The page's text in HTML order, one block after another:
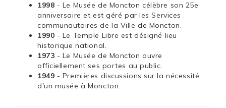
1998 - Le Musée de Moncton célèbre son 25e
anniversaire et est géré par les Services
communautaires de la Ville de Moncton.
1990 - Le Temple Libre est désigné lieu
historique national.
1973 - Le Musée de Moncton ouvre
officiellement ses portes au public.
1949 - Premières discussions sur la nécessité
d'un musée à Moncton.